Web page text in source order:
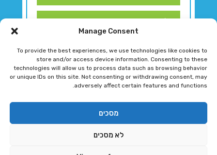
Manage Consent
To provide the best experiences, we use technologies like cookies to
store and/or access device information. Consenting to these
technologies will allow us to process data such as browsing behavior
or unique IDs on this site. Not consenting or withdrawing consent, may
adversely affect certain features and functions.
מסכים
לא מסכים